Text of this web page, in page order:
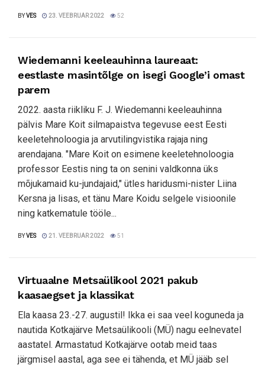
BYVES 23. VEEBRUAR 2022 52
Wiedemanni keeleauhinna laureaat:
eestlaste masintõlge on isegi Google’i omast
parem
2022. aasta riikliku F. J. Wiedemanni keeleauhinna
pälvis Mare Koit silmapaistva tegevuse eest Eesti
keeletehnoloogia ja arvutilingvistika rajaja ning
arendajana. "Mare Koit on esimene keeletehnoloogia
professor Eestis ning ta on senini valdkonna üks
mõjukamaid ku-jundajaid," ütles haridusmi-nister Liina
Kersna ja lisas, et tänu Mare Koidu selgele visioonile
ning katkematule tööle...
BYVES 21. VEEBRUAR 2022 51
Virtuaalne Metsaülikool 2021 pakub
kaasaegset ja klassikat
Ela kaasa 23.-27. augustil! Ikka ei saa veel koguneda ja
nautida Kotkajärve Metsaülikooli (MÜ) nagu eelnevatel
aastatel. Armastatud Kotkajärve ootab meid taas
järgmisel aastal, aga see ei tähenda, et MÜ jääb sel